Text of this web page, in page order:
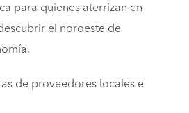
para quienes aterrizan en
el noroeste de
de proveedores locales e